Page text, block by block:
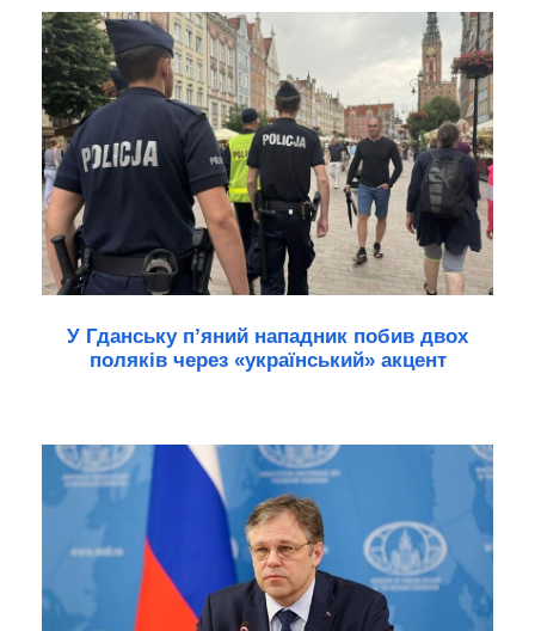
У Гданську п’яний нападник побив двох
поляків через «український» акцент